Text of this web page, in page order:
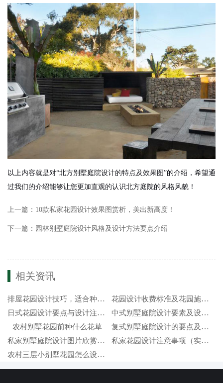
以上内容就是对“北方别墅庭院设计的特点及效果图”的介绍，希望通
过我们的介绍能够让您更加直观的认识北方庭院的风格风貌！
上一篇： 10款私家花园设计效果图赏析，美出新高度！
下一篇： 园林别墅庭院设计风格及设计方法要点介绍
相关资讯
排屋花园设计技巧，适合种植哪些树木
花园设计收费标准及花园施工收费项目
日式花园设计要点与设计注意事项（效果图）
中式别墅庭院设计要素及设计注意事项（效果图）
农村别墅花园前种什么花草
复式别墅庭院设计的要点及注意事项有哪些？
私家别墅庭院设计图片欣赏（实景设计效果组图）
私家花园设计注意事项（实景效果图）
农村三层小别墅花园怎么设计（效果图）